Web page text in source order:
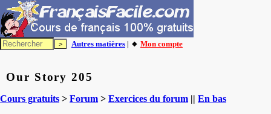
Autres matières | 🔸 Mon compte
Our Story 205
Cours gratuits > Forum > Exercices du forum || En bas